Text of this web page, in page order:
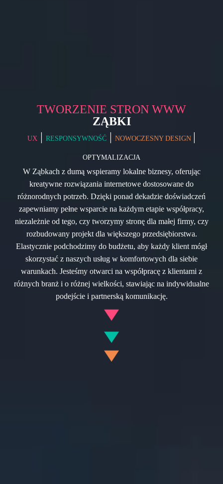
TWORZENIE STRON WWW
ZĄBKI
UX | RESPONSYWNOŚĆ | NOWOCZESNY DESIGN |
OPTYMALIZACJA
W Ząbkach z dumą wspieramy lokalne biznesy, oferując
kreatywne rozwiązania internetowe dostosowane do
różnorodnych potrzeb. Dzięki ponad dekadzie doświadczeń
zapewniamy pełne wsparcie na każdym etapie współpracy,
niezależnie od tego, czy tworzymy stronę dla małej firmy, czy
rozbudowany projekt dla większego przedsiębiorstwa.
Elastycznie podchodzimy do budżetu, aby każdy klient mógł
skorzystać z naszych usług w komfortowych dla siebie
warunkach. Jesteśmy otwarci na współpracę z klientami z
różnych branż i o różnej wielkości, stawiając na indywidualne
podejście i partnerską komunikację.